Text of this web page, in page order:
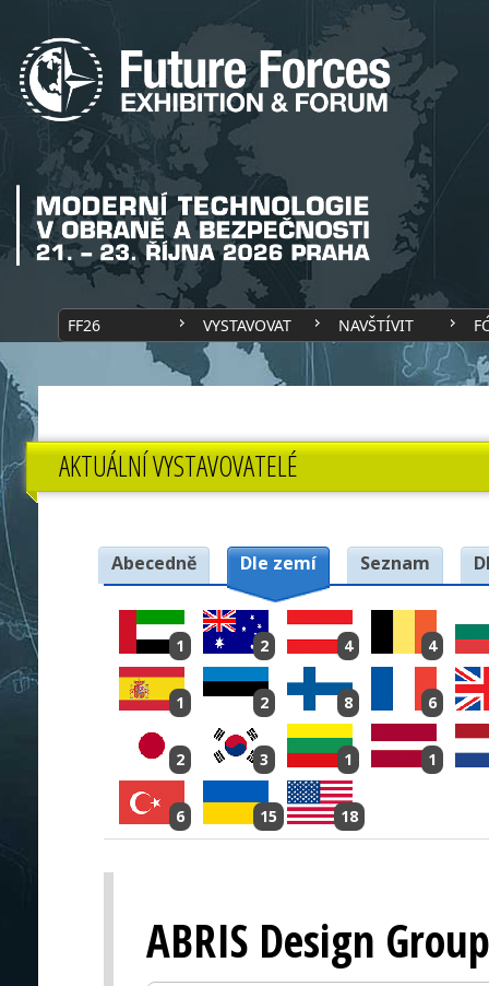
FF26 VYSTAVOVAT NAVŠTÍVIT
AKTUÁLNÍ VYSTAVOVATELÉ
Abecedně Dle zemí Seznam
1 2 4 4
1 2 8 6
2 3 1 1
6 15 18
ABRIS Design Group